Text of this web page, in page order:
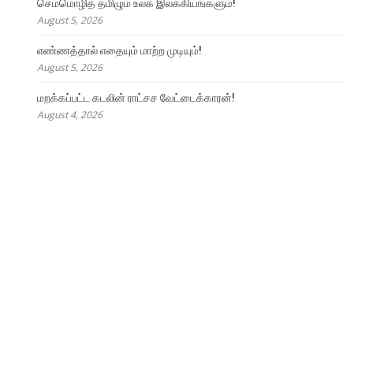
செம்மொழித் தமிழும் உலக இலக்கியங்களும்!
August 5, 2026
எண்ணத்தால் எதையும் மாற்ற முடியும்!
August 5, 2026
மறக்கப்பட்ட கடலின் ராட்சச வேட்டைக்காரன்!
August 4, 2026